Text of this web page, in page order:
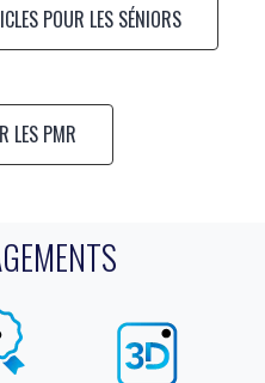
POUR LES SÉNIORS
LES PMR